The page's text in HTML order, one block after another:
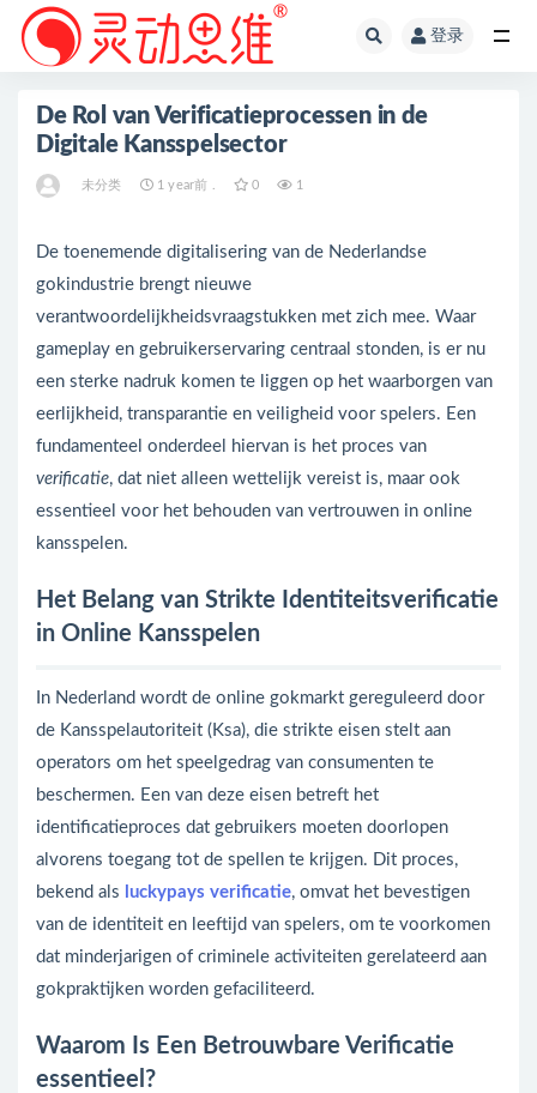
登录
De Rol van Verificatieprocessen in de
Digitale Kansspelsector
未分类 1 year前 . 0 1
De toenemende digitalisering van de Nederlandse
gokindustrie brengt nieuwe
verantwoordelijkheidsvraagstukken met zich mee. Waar
gameplay en gebruikerservaring centraal stonden, is er nu
een sterke nadruk komen te liggen op het waarborgen van
eerlijkheid, transparantie en veiligheid voor spelers. Een
fundamenteel onderdeel hiervan is het proces van
verificatie, dat niet alleen wettelijk vereist is, maar ook
essentieel voor het behouden van vertrouwen in online
kansspelen.
Het Belang van Strikte Identiteitsverificatie
in Online Kansspelen
In Nederland wordt de online gokmarkt gereguleerd door
de Kansspelautoriteit (Ksa), die strikte eisen stelt aan
operators om het speelgedrag van consumenten te
beschermen. Een van deze eisen betreft het
identificatieproces dat gebruikers moeten doorlopen
alvorens toegang tot de spellen te krijgen. Dit proces,
bekend als luckypays verificatie, omvat het bevestigen
van de identiteit en leeftijd van spelers, om te voorkomen
dat minderjarigen of criminele activiteiten gerelateerd aan
gokpraktijken worden gefaciliteerd.
Waarom Is Een Betrouwbare Verificatie
essentieel?
全部